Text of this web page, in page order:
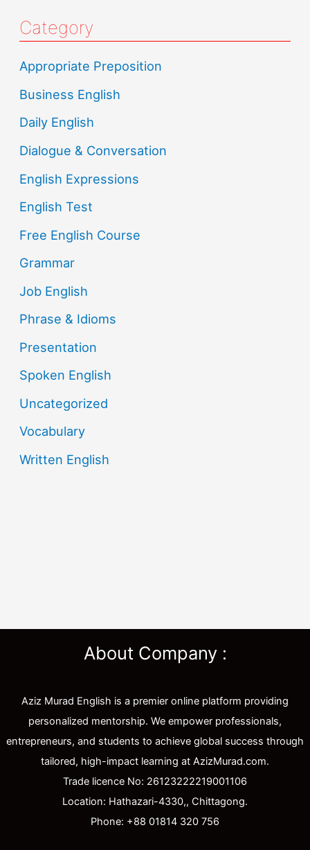
Category
Appropriate Preposition
Business English
Daily English
Dialogue & Conversation
English Expressions
English Test
Free English Course
Grammar
Job English
Phrase & Idioms
Presentation
Spoken English
Uncategorized
Vocabulary
Written English
About Company :
Aziz Murad English is a premier online platform providing
personalized mentorship. We empower professionals,
entrepreneurs, and students to achieve global success through
tailored, high-impact learning at AzizMurad.com.
Trade licence No: 26123222219001106
Location: Hathazari-4330,, Chittagong.
Phone: +88 01814 320 756